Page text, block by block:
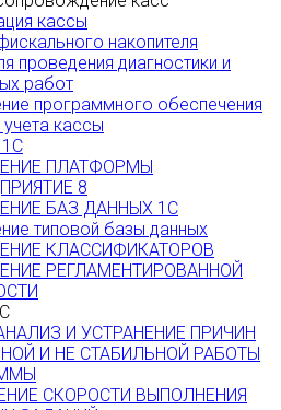
кассы
накопителя
проведения диагностики и
работ
программного обеспечения
учета кассы
ПЛАТФОРМЫ
8
БАЗ ДАННЫХ 1С
типовой базы данных
КЛАССИФИКАТОРОВ
РЕГЛАМЕНТИРОВАННОЙ
И УСТРАНЕНИЕ ПРИЧИН
И НЕ СТАБИЛЬНОЙ РАБОТЫ
СКОРОСТИ ВЫПОЛНЕНИЯ